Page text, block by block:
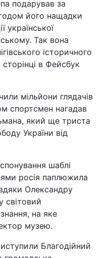
подарував за
його нащадки
української
Так вона
історичного
в Фейсбук
мільйони глядачів
спортсмен нагадав
який ще триста
України від
шаблі
росія паплюжила
Олександру
світовий
на яке
музею.
Благодійний